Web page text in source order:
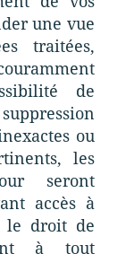
une vue
traitées,
de
ou
les
seront
accès à
le droit de
à tout